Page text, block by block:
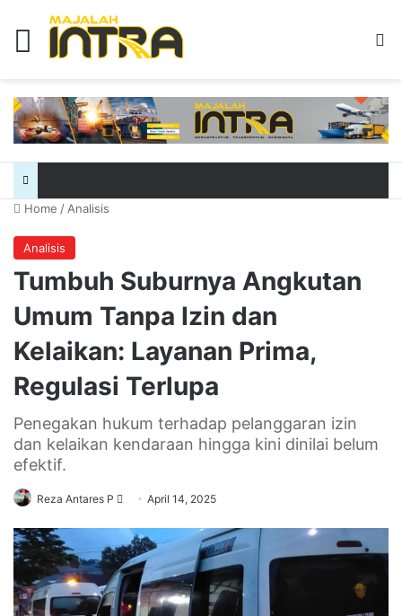
Menu
Home /Analisis
Analisis
Tumbuh Suburnya Angkutan
Umum Tanpa Izin dan
Kelaikan: Layanan Prima,
Regulasi Terlupa
Penegakan hukum terhadap pelanggaran izin
dan kelaikan kendaraan hingga kini dinilai belum
efektif.
Reza Antares P
Send
email
April 14, 2025